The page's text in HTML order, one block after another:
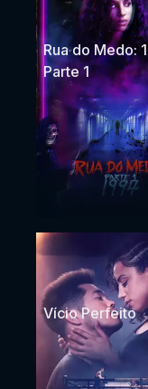
Rua do Medo:
Parte 1
Vício Perfeito